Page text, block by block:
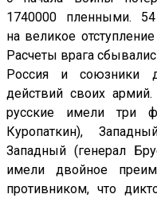
1740000 пленными.
на великое
Расчеты врага
Россия и союзники
действий своих
русские имели три
Куропаткин),
Западный (генерал
имели двойное
противником, что